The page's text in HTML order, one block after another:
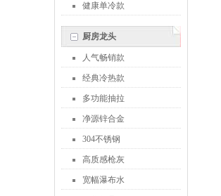
健康单冷款
厨房龙头
人气畅销款
经典冷热款
多功能抽拉
净源锌合金
304不锈钢
高质感枪灰
宽幅瀑布水